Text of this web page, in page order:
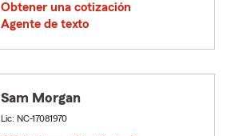
Obtener una cotización
Agente de texto
Sam Morgan
Lic: NC-17081970